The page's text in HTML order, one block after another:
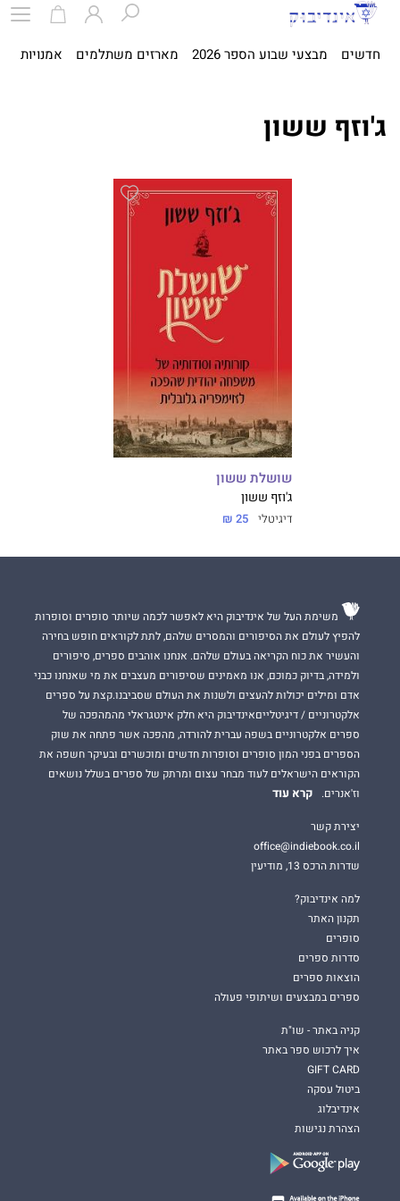
חדשים מבצעי שבוע הספר 2026 מארזים משתלמים אמנויות
ג'וזף ששון
שושלת ששון
ג'וזף ששון
דיגיטלי 25 ₪
משימת העל של אינדיבוק היא לאפשר לכמה שיותר סופרים וסופרות
להפיץ לעולם את הסיפורים והמסרים שלהם, לתת לקוראים חופש בחירה
והעשיר את כוח הקריאה בעולם שלהם. אנחנו אוהבים ספרים, סיפורים
ולמידה, בדיוק כמוכם, אנו מאמינים שסיפורים מעצבים את מי שאנחנו כבני
אדם ומילים יכולות להעצים ולשנות את העולם שסביבנו.קצת על ספרים
אלקטרוניים / דיגיטלייםאינדיבוק היא חלק אינטגראלי מהמהפכה של
ספרים אלקטרוניים בשפה עברית להורדה, מהפכה אשר פתחה את שוק
הספרים בפני המון סופרים וסופרות חדשים ומוכשרים ובעיקר חשפה את
הקוראים הישראלים לעוד מבחר עצום ומרתק של ספרים בשלל נושאים
וז'אנרים.
קרא עוד
יצירת קשר
office@indiebook.co.il
שדרות הרכס 13, מודיעין
למה אינדיבוק?
תקנון האתר
סופרים
סדרות ספרים
הוצאות ספרים
ספרים במבצעים ושיתופי פעולה
קניה באתר - שו"ת
איך לרכוש ספר באתר
GIFT CARD
ביטול עסקה
אינדיבלוג
הצהרת נגישות